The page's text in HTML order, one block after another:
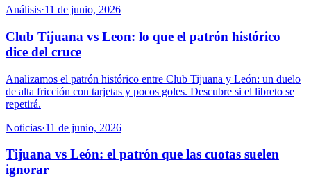
Análisis·11 de junio, 2026
Club Tijuana vs Leon: lo que el patrón histórico
dice del cruce
Analizamos el patrón histórico entre Club Tijuana y León: un duelo
de alta fricción con tarjetas y pocos goles. Descubre si el libreto se
repetirá.
Noticias·11 de junio, 2026
Tijuana vs León: el patrón que las cuotas suelen
ignorar